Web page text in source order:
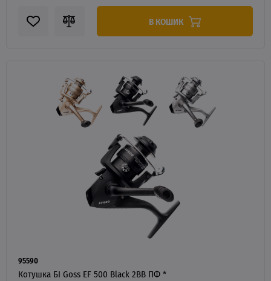
В КОШИК
95590
Котушка БІ Goss EF 500 Black 2BB ПФ *